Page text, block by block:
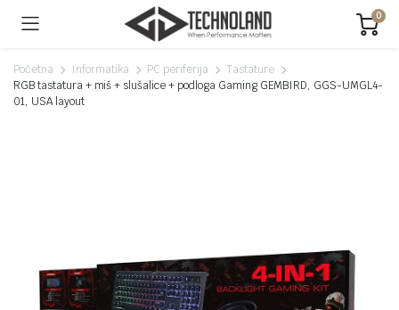
0
Početna Informatika PC periferija
Tastature
RGB tastatura + miš + slušalice + podloga Gaming GEMBIRD, GGS-UMGL4-
01, USA layout